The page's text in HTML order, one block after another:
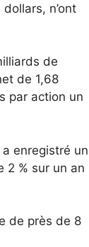
n’ont
de
de 1,68
par action un
enregistré un
2 % sur un an
de près de 8